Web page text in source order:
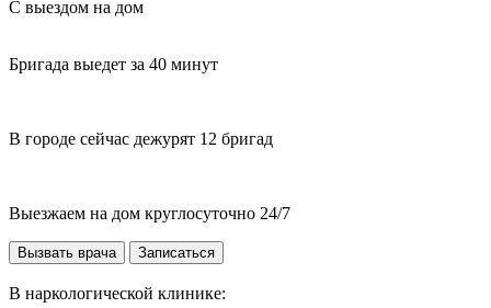
С выездом на дом
Бригада выедет за 40 минут
В городе сейчас дежурят 12 бригад
Выезжаем на дом круглосуточно 24/7
Вызвать врача Записаться
В наркологической клинике: